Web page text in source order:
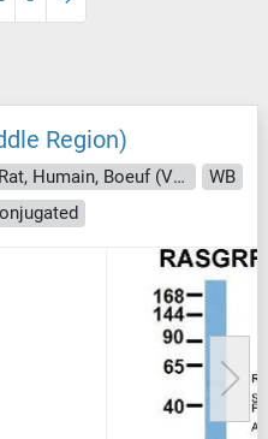
Region)
Reactivité: Souris, Rat, Humain, Boeuf (Vache), Chien, Cobaye, Cheval, Lapin, Poisson zèbre (Danio rerio)
WB